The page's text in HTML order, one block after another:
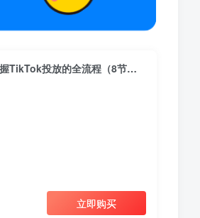
（10085期）TikTok广告投放入门教程，从0到1掌握TikTok投放的全流程（8节课）
立即购买